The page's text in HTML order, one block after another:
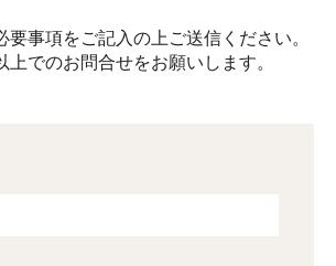
要事項をご記入の上ご送信ください。
でのお問合せをお願いします。